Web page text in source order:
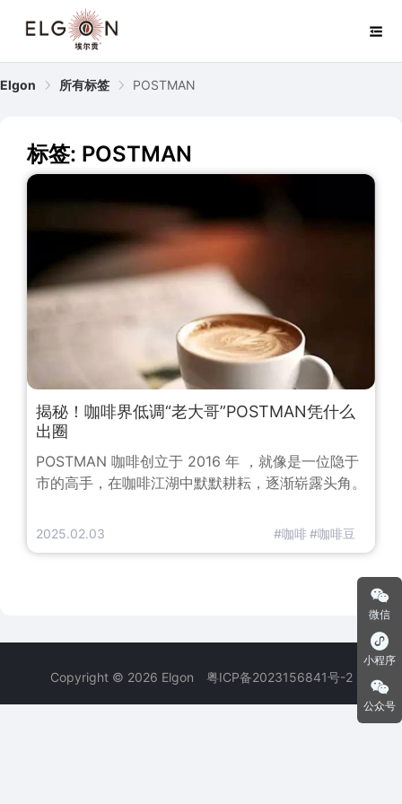
Elgon 所有标签 POSTMAN
标签: POSTMAN
揭秘！咖啡界低调“老大哥”POSTMAN凭什么
出圈
POSTMAN 咖啡创立于 2016 年 ，就像是一位隐于
市的高手，在咖啡江湖中默默耕耘，逐渐崭露头角。
2025.02.03 #咖啡#咖啡豆
Copyright © 2026 Elgon 粤ICP备2023156841号-2
微信
小程序
公众号